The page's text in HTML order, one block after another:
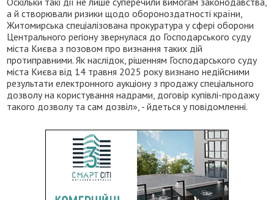
а й створювали ризики щодо обороноздатності країни,
Житомирська спеціалізована прокуратура у сфері оборони
Центрального регіону звернулася до Господарського суду
міста Києва з позовом про визнання таких дій
протиправними. Як наслідок, рішенням Господарського суду
міста Києва від 14 травня 2025 року визнано недійсними
результати електронного аукціону з продажу спеціального
дозволу на користування надрами, договір купівлі-продажу
такого дозволу та сам дозвіл», - йдеться у повідомленні.